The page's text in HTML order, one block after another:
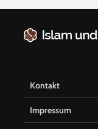
Kontakt
Impressum